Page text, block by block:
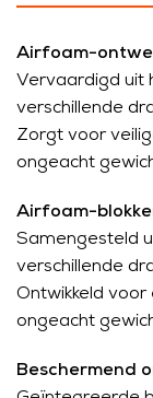
Airfoam-
Vervaardigd uit
verschillende
Zorgt voor
ongeacht
Airfoam-
Samengesteld
verschillende
Ontwikkeld voor
ongeacht
Beschermend